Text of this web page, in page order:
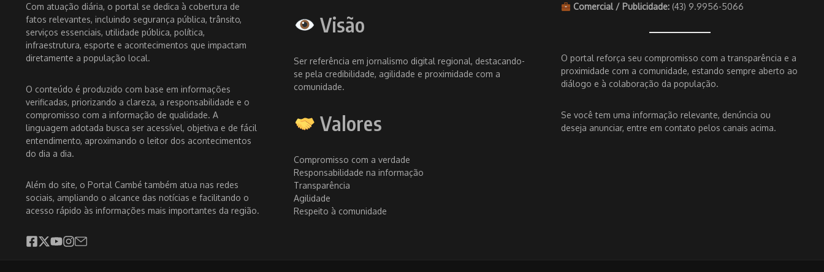
Com atuação diária, o portal se dedica à cobertura de
fatos relevantes, incluindo segurança pública, trânsito,
serviços essenciais, utilidade pública, política,
infraestrutura, esporte e acontecimentos que impactam
diretamente a população local.
O conteúdo é produzido com base em informações
verificadas, priorizando a clareza, a responsabilidade e o
compromisso com a informação de qualidade. A
linguagem adotada busca ser acessível, objetiva e de fácil
entendimento, aproximando o leitor dos acontecimentos
do dia a dia.
Além do site, o Portal Cambé também atua nas redes
sociais, ampliando o alcance das notícias e facilitando o
acesso rápido às informações mais importantes da região.
Visão
Ser referência em jornalismo digital regional, destacando-
se pela credibilidade, agilidade e proximidade com a
comunidade.
Valores
Compromisso com a verdade
Responsabilidade na informação
Transparência
Agilidade
Respeito à comunidade
Comercial / Publicidade: (43) 9.9956-5066
O portal reforça seu compromisso com a transparência e a
proximidade com a comunidade, estando sempre aberto ao
diálogo e à colaboração da população.
Se você tem uma informação relevante, denúncia ou
deseja anunciar, entre em contato pelos canais acima.